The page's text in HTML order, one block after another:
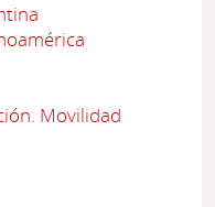
Movilidad